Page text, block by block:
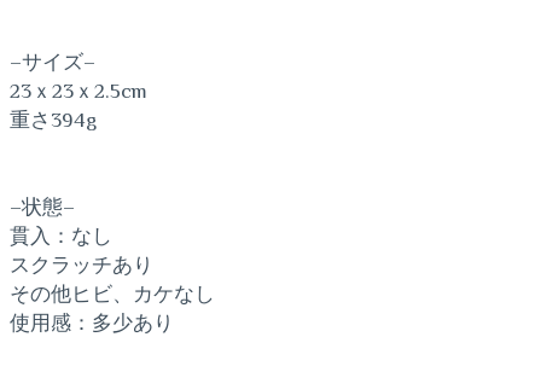
–サイズ–
23ｘ23ｘ2.5cm
重さ394g
–状態–
貫入：なし
スクラッチあり
その他ヒビ、カケなし
使用感：多少あり